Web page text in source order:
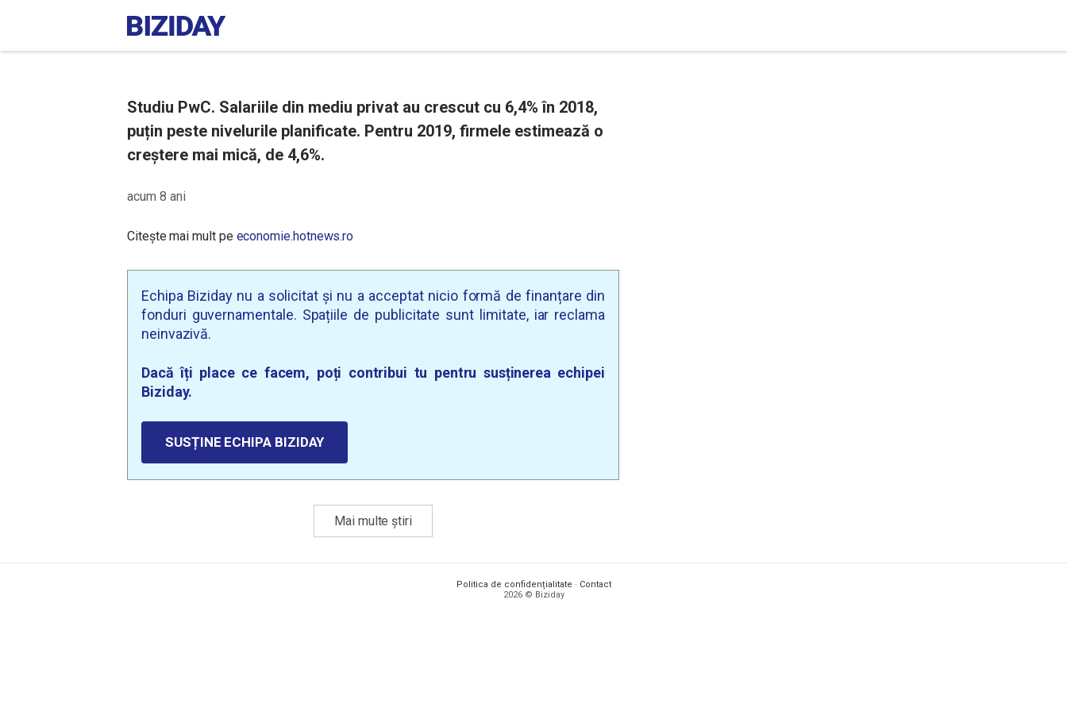
Studiu PwC. Salariile din mediu privat au crescut cu 6,4% în 2018,
puțin peste nivelurile planificate. Pentru 2019, firmele estimează o
creștere mai mică, de 4,6%.
acum 8 ani
Citește mai mult pe economie.hotnews.ro
Echipa Biziday nu a solicitat și nu a acceptat nicio formă de finanțare din
fonduri guvernamentale. Spațiile de publicitate sunt limitate, iar reclama
neinvazivă.
Dacă îți place ce facem, poți contribui tu pentru susținerea echipei
Biziday.
SUSȚINE ECHIPA BIZIDAY
Mai multe știri
Politica de confidențialitate · Contact
2026 © Biziday